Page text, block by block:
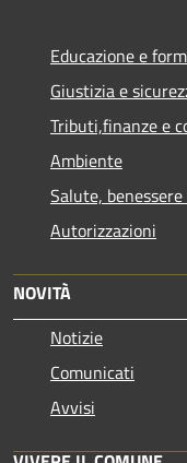
Educazione e
Giustizia e
Tributi,finanze e
Ambiente
Salute,
Autorizzazioni
NOVITÀ
Notizie
Comunicati
Avvisi